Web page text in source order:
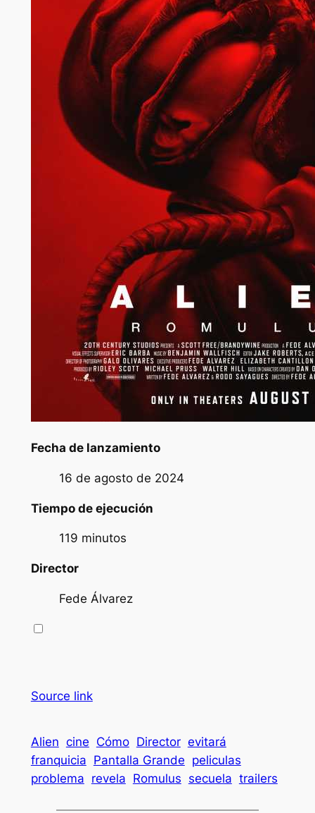
Fecha de lanzamiento
16 de agosto de 2024
Tiempo de ejecución
119 minutos
Director
Fede Álvarez
Source link
Alien cine Cómo Director evitará
franquicia Pantalla Grande peliculas
problema revela Romulus secuela trailers